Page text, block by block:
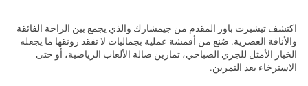
اكتشف تيشيرت باور المقدم من جيمشارك والذي يجمع بين الراحة الفائقة
والأناقة العصرية. صُنع من أقمشة عملية بجماليات لا تفقد رونقها ما يجعله
الخيار الأمثل للجري الصباحي، تمارين صالة الألعاب الرياضية، أو حتى
الاسترخاء بعد التمرين.